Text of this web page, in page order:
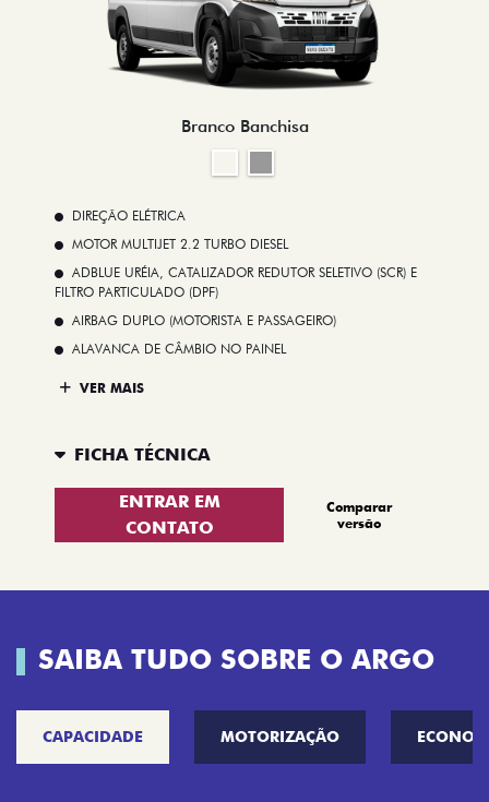
Branco Banchisa
DIREÇÃO ELÉTRICA
MOTOR MULTIJET 2.2 TURBO DIESEL
ADBLUE URÉIA, CATALIZADOR REDUTOR SELETIVO (SCR) E
FILTRO PARTICULADO (DPF)
AIRBAG DUPLO (MOTORISTA E PASSAGEIRO)
ALAVANCA DE CÂMBIO NO PAINEL
VER MAIS
FICHA TÉCNICA
ENTRAR EM
CONTATO
Comparar
versão
SAIBA TUDO SOBRE O ARGO
CAPACIDADE MOTORIZAÇÃO